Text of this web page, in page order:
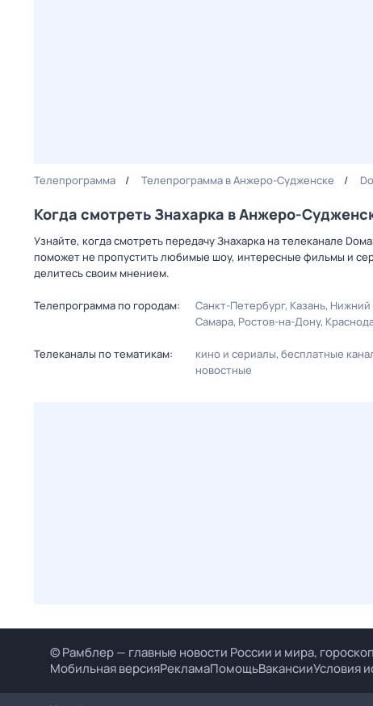
Телепрограмма Телепрограмма в Анжеро-Судженске
Когда смотреть Знaхaрка в Анжеро-
Узнайте, когда смотреть передачу Знaхaрка на телеканале
поможет не пропустить любимые шоу, интересные фильмы и
делитесь своим мнением.
Телепрограмма по городам: Санкт-Петербург Казань Нижний
Самара Ростов-на-Дону
Телеканалы по тематикам: кино и сериалы бесплатные
новостные
© Рамблер — главные новости России и мира,
Мобильная версияРекламаПомощьВакансииУсловия